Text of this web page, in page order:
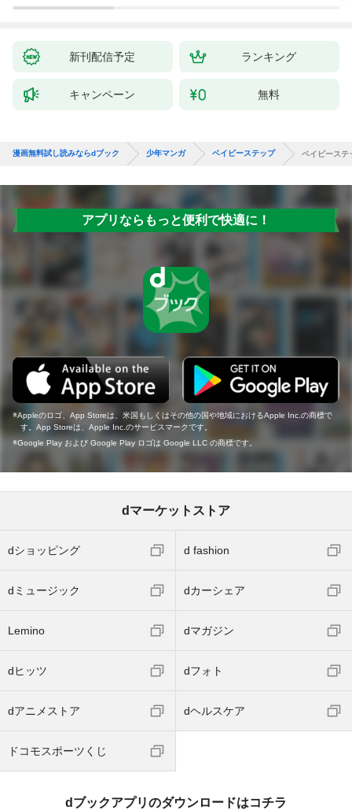
新刊配信予定 ランキング
キャンペーン 無料
漫画無料試し読みならdブック 少年マンガ ベイビーステップ ベイビーステ
アプリならもっと便利で快適に！
Appleのロゴ、App Storeは、米国もしくはその他の国や地域におけるApple Inc.の商標で
す。App Storeは、Apple Inc.のサービスマークです。
Google Play および Google Play ロゴは Google LLC の商標です。
dマーケットストア
dショッピング d fashion
dミュージック dカーシェア
Lemino dマガジン
dヒッツ dフォト
dアニメストア dヘルスケア
ドコモスポーツくじ
dブックアプリのダウンロードはコチラ